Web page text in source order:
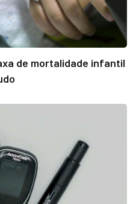
de mortalidade infantil